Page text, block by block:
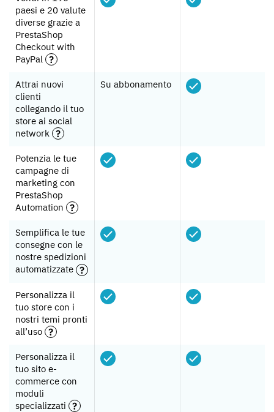
paesi e 20 valute
diverse grazie a
PrestaShop
Checkout with
PayPal
Attrai nuovi
clienti
collegando il tuo
store ai social
network
Su abbonamento
Potenzia le tue
campagne di
marketing con
PrestaShop
Automation
Semplifica le tue
consegne con le
nostre spedizioni
automatizzate
Personalizza il
tuo store con i
nostri temi pronti
all’uso
Personalizza il
tuo sito e-
commerce con
moduli
specializzati